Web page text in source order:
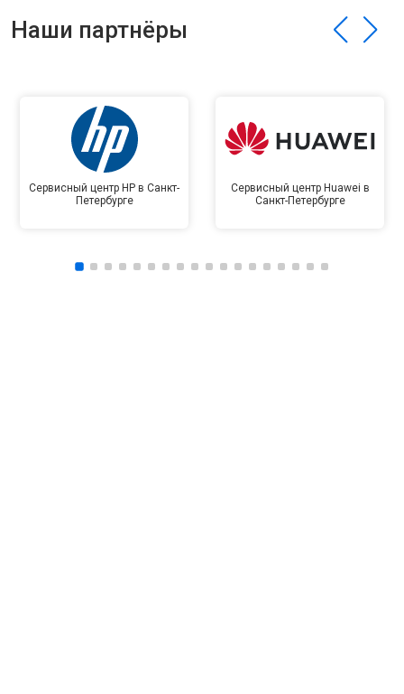
Наши партнёры
Сервисный центр HP в Санкт-
Петербурге
Сервисный центр Huawei в
Санкт-Петербурге